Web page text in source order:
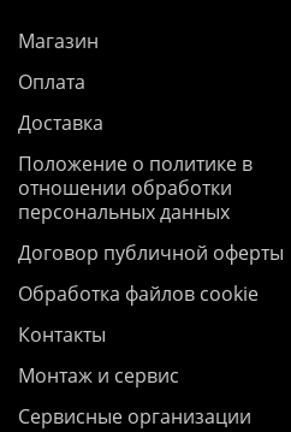
Магазин
Оплата
Доставка
Положение о политике в
отношении обработки
персональных данных
Договор публичной оферты
Обработка файлов cookie
Контакты
Монтаж и сервис
Сервисные организации